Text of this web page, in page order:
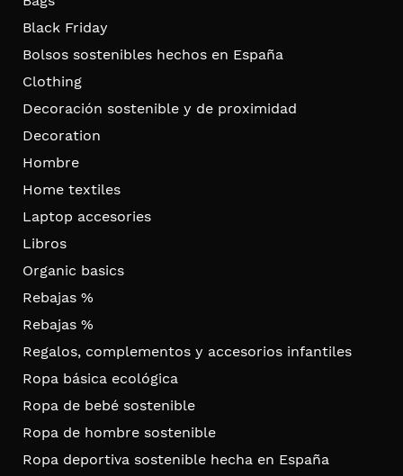
Black Friday
Bolsos sostenibles hechos en España
Clothing
Decoración sostenible y de proximidad
Decoration
Hombre
Home textiles
Laptop accesories
Libros
Organic basics
Rebajas %
Rebajas %
Regalos, complementos y accesorios infantiles
Ropa básica ecológica
Ropa de bebé sostenible
Ropa de hombre sostenible
Ropa deportiva sostenible hecha en España